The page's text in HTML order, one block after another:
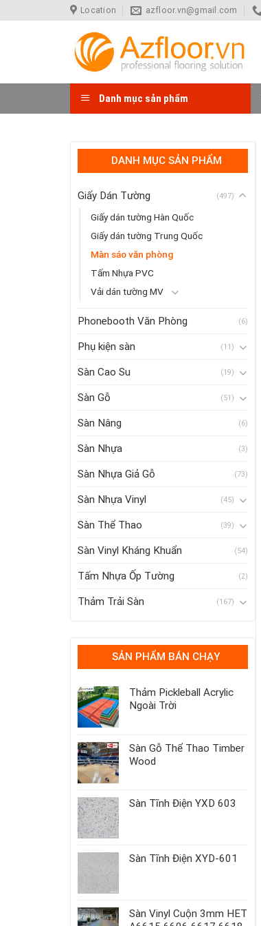
to
Location azfloor.vn@gmail.com
Danh mục sản phẩm
DANH MỤC SẢN PHẨM
Giấy Dán Tường (497)
Giấy dán tường Hàn Quốc
Giấy dán tường Trung Quốc
Màn sáo văn phòng
Tấm Nhựa PVC
Vải dán tường MV
Phonebooth Văn Phòng (6)
Phụ kiện sàn (11)
Sàn Cao Su (19)
Sàn Gỗ (51)
Sàn Nâng (6)
Sàn Nhựa (3)
Sàn Nhựa Giả Gỗ (73)
Sàn Nhựa Vinyl (45)
Sàn Thể Thao (39)
Sàn Vinyl Kháng Khuẩn (54)
Tấm Nhựa Ốp Tường (2)
Thảm Trải Sàn (167)
SẢN PHẨM BÁN CHẠY
Thảm Pickleball Acrylic
Ngoài Trời
Sàn Gỗ Thể Thao Timber
Wood
Sàn Tĩnh Điện YXD 603
Sàn Tĩnh Điện XYD-601
Sàn Vinyl Cuộn 3mm HET